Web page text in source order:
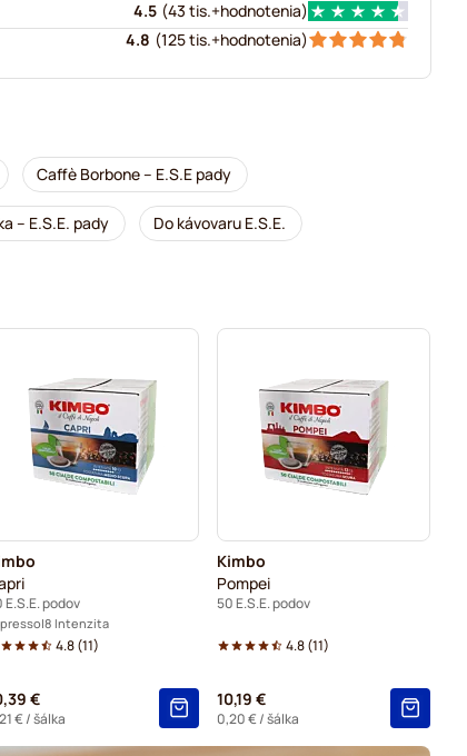
4.5 (43 tis.+hodnotenia)
4.8 (125 tis.+hodnotenia)
Caffè Borbone – E.S.E pady
– E.S.E. pady Do kávovaru E.S.E.
E.S.E. podov
8 Intenzita
4.8(11)
€
€/ šálka
Kimbo
Pompei
50 E.S.E. podov
4.8(11)
10,19 €
0,20 €/ šálka